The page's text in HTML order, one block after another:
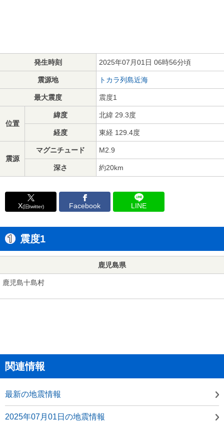
発生時刻 2025年07月01日 06時56分頃
震源地 トカラ列島近海
最大震度 震度1
位置
緯度 北緯 29.3度
経度 東経 129.4度
震源
マグニチュード M2.9
深さ 約20km
X(旧twitter) Facebook LINE
震度1
鹿児島県
鹿児島十島村
関連情報
最新の地震情報
2025年07月01日の地震情報